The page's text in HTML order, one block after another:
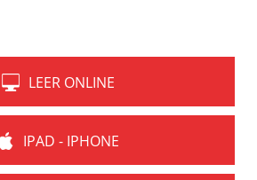
LEER ONLINE
IPAD - IPHONE